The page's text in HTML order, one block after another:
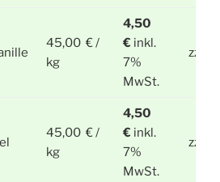
45,00 € /
kg
4,50
€ inkl.
7%
MwSt.
zzgl.
45,00 € /
kg
4,50
€ inkl.
7%
MwSt.
zzgl.